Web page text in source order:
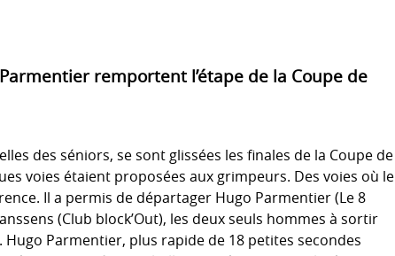
remportent l’étape de la Coupe de
des séniors, se sont glissées les finales de la Coupe de
voies étaient proposées aux grimpeurs. Des voies où le
Il a permis de départager Hugo Parmentier (Le 8
(Club block’Out), les deux seuls hommes à sortir
Parmentier, plus rapide de 18 petites secondes